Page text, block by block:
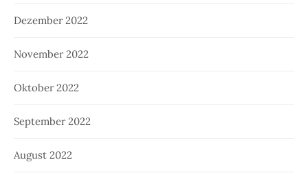
Dezember 2022
November 2022
Oktober 2022
September 2022
August 2022